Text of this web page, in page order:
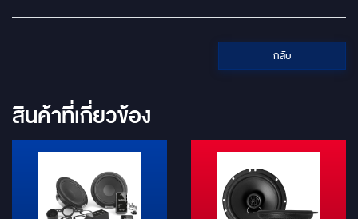
กลับ
สินค้าที่เกี่ยวข้อง